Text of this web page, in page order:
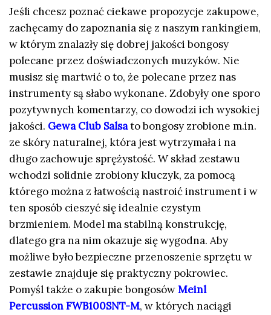
Jeśli chcesz poznać ciekawe propozycje zakupowe,
zachęcamy do zapoznania się z naszym rankingiem,
w którym znalazły się dobrej jakości bongosy
polecane przez doświadczonych muzyków. Nie
musisz się martwić o to, że polecane przez nas
instrumenty są słabo wykonane. Zdobyły one sporo
pozytywnych komentarzy, co dowodzi ich wysokiej
jakości. Gewa Club Salsato bongosy zrobione m.in.
ze skóry naturalnej, która jest wytrzymała i na
długo zachowuje sprężystość. W skład zestawu
wchodzi solidnie zrobiony kluczyk, za pomocą
którego można z łatwością nastroić instrument i w
ten sposób cieszyć się idealnie czystym
brzmieniem. Model ma stabilną konstrukcję,
dlatego gra na nim okazuje się wygodna. Aby
możliwe było bezpieczne przenoszenie sprzętu w
zestawie znajduje się praktyczny pokrowiec.
Pomyśl także o zakupie bongosówMeinl
Percussion FWB100SNT-M, w których naciągi